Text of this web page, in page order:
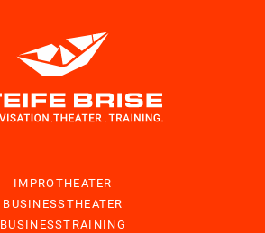
IMPROTHEATER
BUSINESSTHEATER
BUSINESSTRAINING